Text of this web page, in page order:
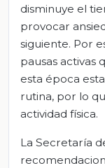
disminuye el
provocar
siguiente. Por
pausas activas
esta época
rutina, por lo
actividad física.
La Secretaría